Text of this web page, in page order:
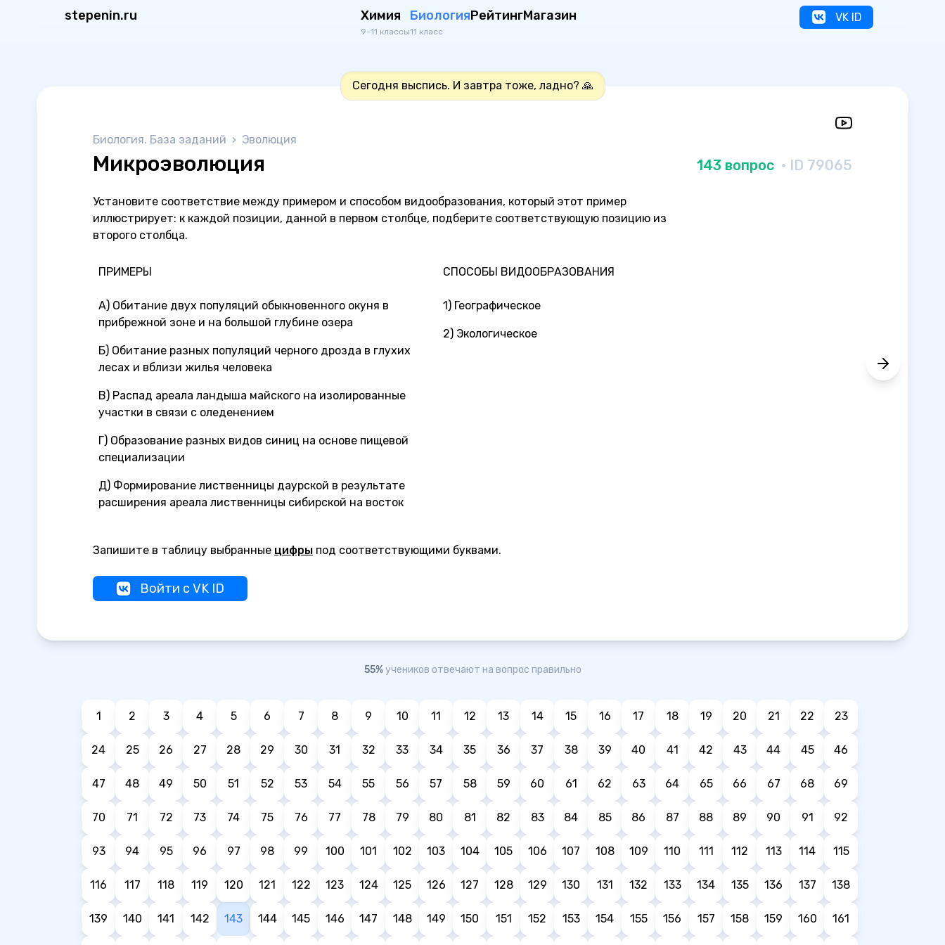
stepenin.ru Химия
9-11 классы
Биология
11 класс
РейтингМагазин VK ID
Сегодня выспись. И завтра тоже, ладно? 🙏
Биология. База заданий › Эволюция
Микроэволюция 143 вопрос · ID 79065
Установите соответствие между примером и способом видообразования, который этот пример
иллюстрирует: к каждой позиции, данной в первом столбце, подберите соответствующую позицию из
второго столбца.
ПРИМЕРЫ СПОСОБЫ ВИДООБРАЗОВАНИЯ
А) Обитание двух популяций обыкновенного окуня в
прибрежной зоне и на большой глубине озера
Б) Обитание разных популяций черного дрозда в глухих
лесах и вблизи жилья человека
В) Распад ареала ландыша майского на изолированные
участки в связи с оледенением
Г) Образование разных видов синиц на основе пищевой
специализации
Д) Формирование лиственницы даурской в результате
расширения ареала лиственницы сибирской на восток
1) Географическое
2) Экологическое
Запишите в таблицу выбранные цифры под соответствующими буквами.
Войти с VK ID
55%учеников отвечают на вопрос правильно
1 2 3 4 5 6 7 8 9 10 11 12 13 14 15 16 17 18 19 20 21 22 23
24 25 26 27 28 29 30 31 32 33 34 35 36 37 38 39 40 41 42 43 44 45 46
47 48 49 50 51 52 53 54 55 56 57 58 59 60 61 62 63 64 65 66 67 68 69
70 71 72 73 74 75 76 77 78 79 80 81 82 83 84 85 86 87 88 89 90 91 92
93 94 95 96 97 98 99 100 101 102 103 104 105 106 107 108 109 110 111 112 113 114 115
116 117 118 119 120 121 122 123 124 125 126 127 128 129 130 131 132 133 134 135 136 137 138
139 140 141 142 143 144 145 146 147 148 149 150 151 152 153 154 155 156 157 158 159 160 161